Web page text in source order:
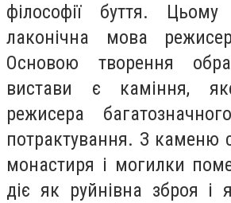
філософії буття.
лаконічна мова
Основою творення
вистави є каміння,
режисера
потрактування. З каменю
монастиря і могилки
діє як руйнівна зброя і